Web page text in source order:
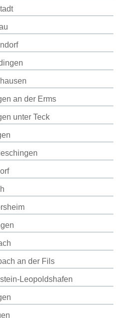
an der Erms
unter Teck
an der Fils
Leopoldshafen